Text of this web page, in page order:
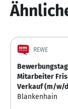
REWE
Mitarbeiter
Verkauf (m/w/
Blankenhain